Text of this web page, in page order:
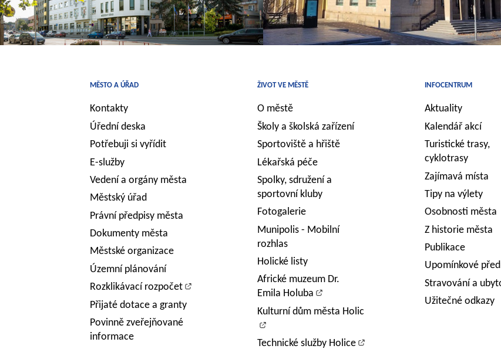
MĚSTO A ÚŘAD
Kontakty
Úřední deska
Potřebuji si vyřídit
E-služby
Vedení a orgány města
Městský úřad
Právní předpisy města
Dokumenty města
Městské organizace
Územní plánování
Rozklikávací rozpočet
Přijaté dotace a granty
Povinně zveřejňované
informace
ŽIVOT VE MĚSTĚ
O městě
Školy a školská zařízení
Sportoviště a hřiště
Lékařská péče
Spolky, sdružení a
sportovní kluby
Fotogalerie
Munipolis - Mobilní
rozhlas
Holické listy
Africké muzeum Dr.
Emila Holuba
Kulturní dům města Holic
Technické služby Holice
INFOCENTRUM
Aktuality
Kalendář akcí
Turistické trasy,
cyklotrasy
Zajímavá místa
Tipy na výlety
Osobnosti města
Z historie města
Publikace
Upomínkové
Stravování a
Užitečné odkazy